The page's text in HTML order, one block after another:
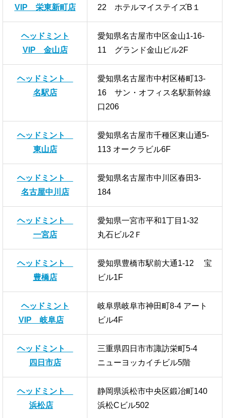
VIP 栄東新町店
22 ホテルマイステイズB１
ヘッドミント
VIP 金山店
愛知県名古屋市中区金山1-16-
11 グランド金山ビル2F
ヘッドミント
名駅店
愛知県名古屋市中村区椿町13-
16 サン・オフィス名駅新幹線
口206
ヘッドミント
東山店
愛知県名古屋市千種区東山通5-
113 オークラビル6F
ヘッドミント
名古屋中川店
愛知県名古屋市中川区春田3-
184
ヘッドミント
一宮店
愛知県一宮市平和1丁目1-32
丸石ビル2Ｆ
ヘッドミント
豊橋店
愛知県豊橋市駅前大通1-12 宝
ビル1F
ヘッドミント
VIP 岐阜店
岐阜県岐阜市神田町8-4 アート
ビル4F
ヘッドミント
四日市店
三重県四日市市諏訪栄町5-4
ニューヨッカイチビル5階
ヘッドミント
浜松店
静岡県浜松市中央区鍛冶町140
浜松Cビル502